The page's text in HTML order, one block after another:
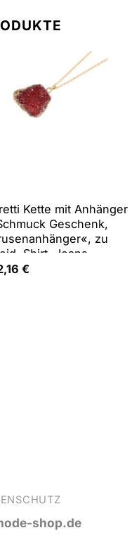
Kette mit Anhänger
Geschenk,
zu
Shirt, Jeans,
Anlass
€
shop.de